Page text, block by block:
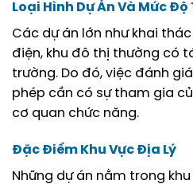
Loại Hình Dự Án Và Mức
Các dự án lớn như khai
điện, khu đô thị thường có
trường. Do đó, việc đánh
phép cần có sự tham gia
cơ quan chức năng.
Đặc Điểm Khu Vực Địa Lý
Những dự án nằm trong